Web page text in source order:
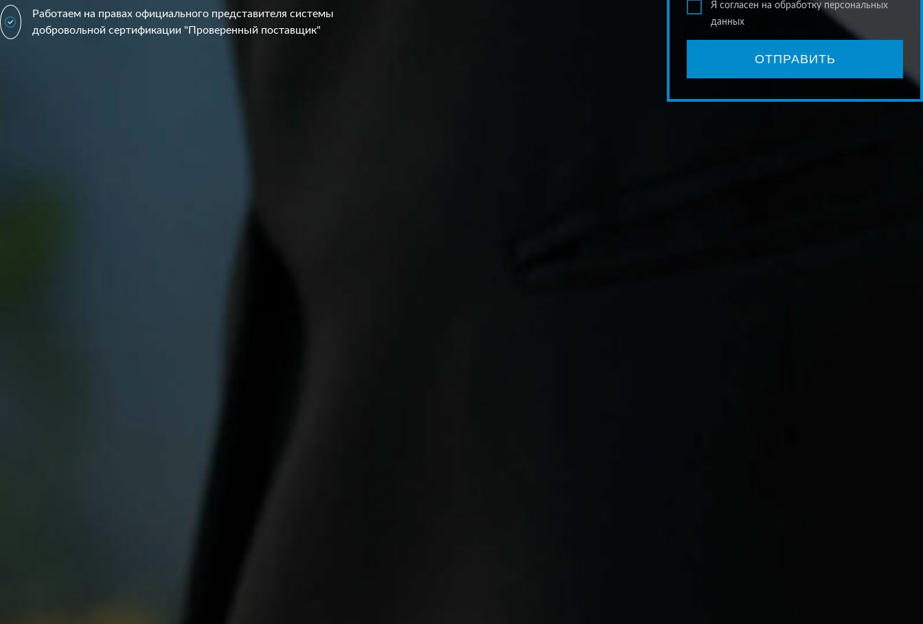
Работаем на правах официального представителя системы
добровольной сертификации "Проверенный поставщик"
Я согласен на обработку персональных
данных